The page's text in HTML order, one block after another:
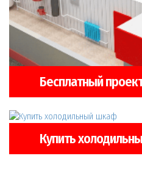
Бесплатный
Купить